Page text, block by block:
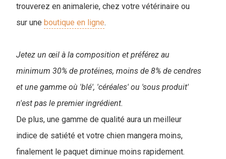
trouverez en animalerie, chez votre vétérinaire ou
sur une boutique en ligne.
Jetez un œil à la composition et préférez au
minimum 30% de protéines, moins de 8% de cendres
et une gamme où 'blé', 'céréales' ou 'sous produit'
n'est pas le premier ingrédient.
De plus, une gamme de qualité aura un meilleur
indice de satiété et votre chien mangera moins,
finalement le paquet diminue moins rapidement.